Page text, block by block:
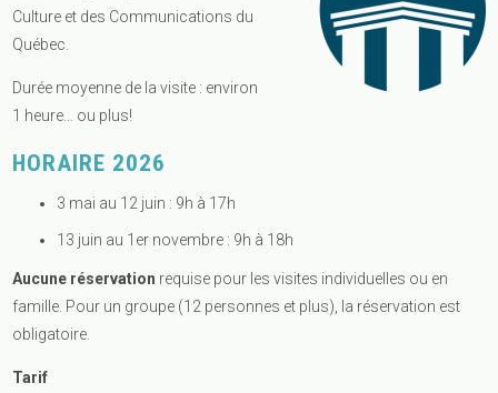
Culture et des Communications du
Québec.
Durée moyenne de la visite : environ
1 heure… ou plus!
HORAIRE 2026
3 mai au 12 juin : 9h à 17h
13 juin au 1er novembre : 9h à 18h
Aucune réservation requise pour les visites individuelles ou en
famille. Pour un groupe (12 personnes et plus), la réservation est
obligatoire.
Tarif